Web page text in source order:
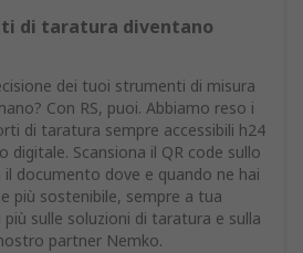
di taratura diventano
dei tuoi strumenti di misura
Con RS, puoi. Abbiamo reso i
di taratura sempre accessibili h24
digitale. Scansiona il QR code sullo
documento dove e quando ne hai
più sostenibile, sempre a tua
più sulle soluzioni di taratura e sulla
partner Nemko.